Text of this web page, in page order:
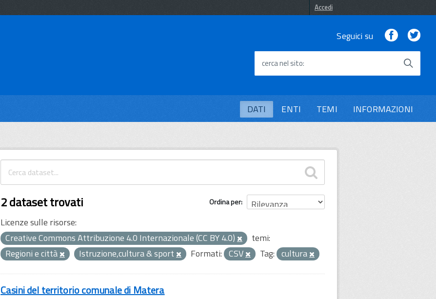
Accedi
Seguici su Facebook
cerca nel sito
DATI ENTI TEMI INFORMAZIONI
Ordina per
2 dataset trovati
Licenze sulle risorse:
Creative Commons Attribuzione 4.0 Internazionale (CC BY 4.0)
temi:
Regioni e città
Istruzione,cultura & sport Formati: CSV Tag: cultura
Casini del territorio comunale di Matera